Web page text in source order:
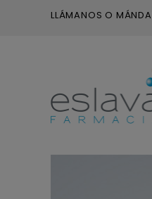
LLÁMANOS O